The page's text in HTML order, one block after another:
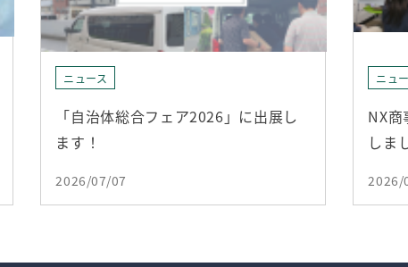
ニュース
「自治体総合フェア2026」に出展し
ます！
2026/07/07
ニュ
NX
しま
2026/